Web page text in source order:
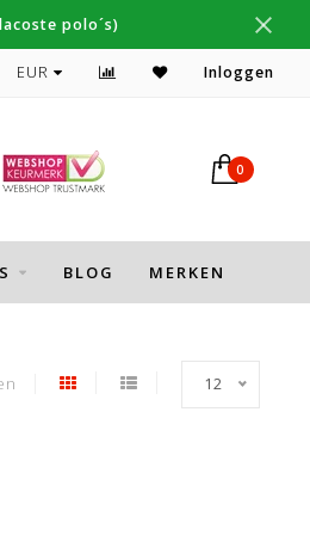
polo´s)
Maine, Cavallaro, Desoto
EUR Inloggen
0
BLOG MERKEN
12